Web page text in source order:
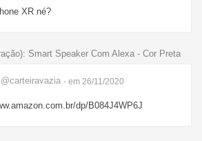
XR né?
Smart Speaker Com Alexa - Cor Preta
@carteiravazia - em 26/11/2020
dp/B084J4WP6J